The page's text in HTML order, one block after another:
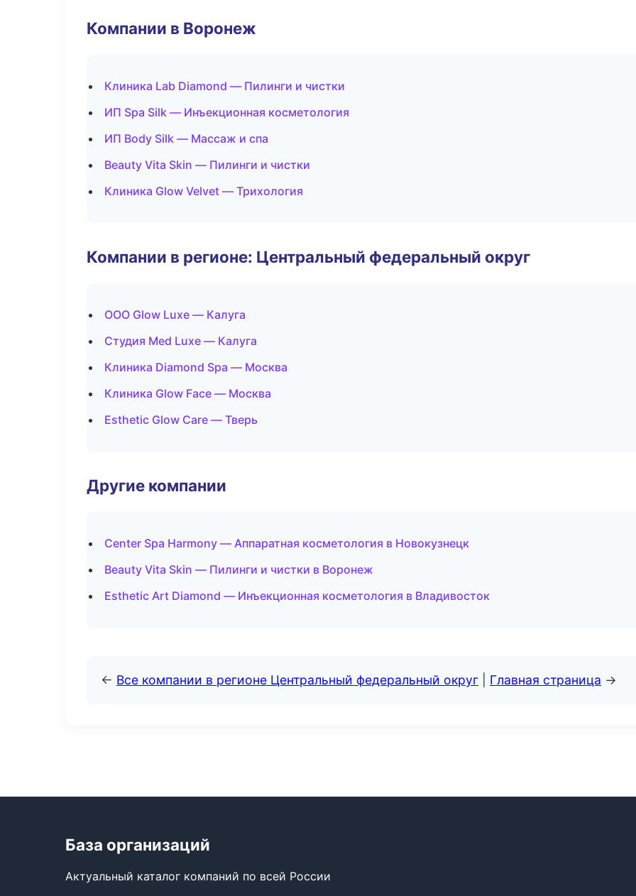
Компании в Воронеж
Клиника Lab Diamond — Пилинги и чистки
ИП Spa Silk — Инъекционная косметология
ИП Body Silk — Массаж и спа
Beauty Vita Skin — Пилинги и чистки
Клиника Glow Velvet — Трихология
Компании в регионе: Центральный федеральный округ
ООО Glow Luxe — Калуга
Студия Med Luxe — Калуга
Клиника Diamond Spa — Москва
Клиника Glow Face — Москва
Esthetic Glow Care — Тверь
Другие компании
Center Spa Harmony — Аппаратная косметология в Новокузнецк
Beauty Vita Skin — Пилинги и чистки в Воронеж
Esthetic Art Diamond — Инъекционная косметология в Владивосток
← Все компании в регионе Центральный федеральный округ Главная страница →
База организаций
Актуальный каталог компаний по всей России